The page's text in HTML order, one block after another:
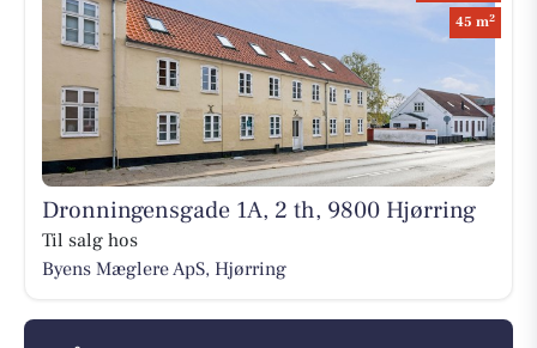
45 m2
Dronningensgade 1A, 2 th, 9800 Hjørring
Til salg hos
Byens Mæglere ApS, Hjørring